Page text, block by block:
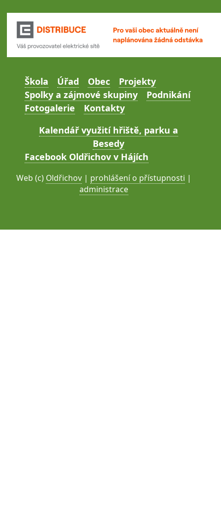
Škola Úřad Obec
Projekty
Spolky a zájmové skupiny
Podnikání
Fotogalerie
Kontakty
Kalendář využití hřiště, parku a
Besedy
Facebook Oldřichov v Hájích
Web (c) Oldřichov | prohlášení o přístupnosti |
administrace